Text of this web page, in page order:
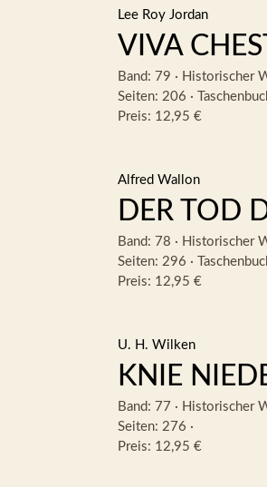
Lee Roy Jordan
VIVA
Band: 79 · Historischer
Seiten: 206 ·
Preis: 12,95 €
Alfred Wallon
DER TOD
Band: 78 · Historischer
Seiten: 296 ·
Preis: 12,95 €
U. H. Wilken
KNIE
Band: 77 · Historischer
Seiten: 276 ·
Preis: 12,95 €